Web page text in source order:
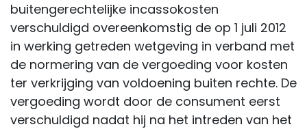
buitengerechtelijke incassokosten
verschuldigd overeenkomstig de op 1 juli 2012
in werking getreden wetgeving in verband met
de normering van de vergoeding voor kosten
ter verkrijging van voldoening buiten rechte. De
vergoeding wordt door de consument eerst
verschuldigd nadat hij na het intreden van het